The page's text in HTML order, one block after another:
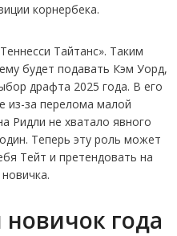
корнербека.
Тайтанс». Таким
будет подавать Кэм Уорд,
драфта 2025 года. В его
из-за перелома малой
Ридли не хватало явного
Теперь эту роль может
Тейт и претендовать на
года